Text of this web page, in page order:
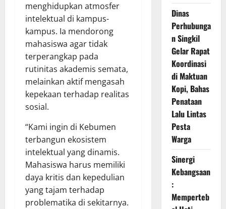
menghidupkan atmosfer
intelektual di kampus-
kampus. Ia mendorong
mahasiswa agar tidak
terperangkap pada
rutinitas akademis semata,
melainkan aktif mengasah
kepekaan terhadap realitas
sosial.
“Kami ingin di Kebumen
terbangun ekosistem
intelektual yang dinamis.
Mahasiswa harus memiliki
daya kritis dan kepedulian
yang tajam terhadap
problematika di sekitarnya.
Dinas
Perhubunga
n Singkil
Gelar Rapat
Koordinasi
di Maktuan
Kopi, Bahas
Penataan
Lalu Lintas
Pesta
Warga
Sinergi
Kebangsaan
:
Memperteb